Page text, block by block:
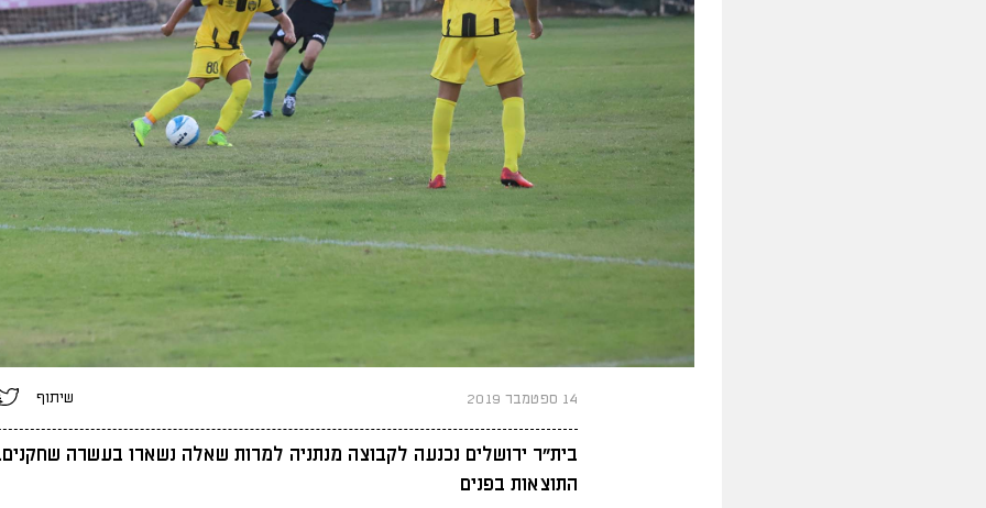
14 ספטמבר 2019 שיתוף
בית"ר ירושלים נכנעה לקבוצה מנתניה למרות שאלה נשארו בעשרה
התוצאות בפנים